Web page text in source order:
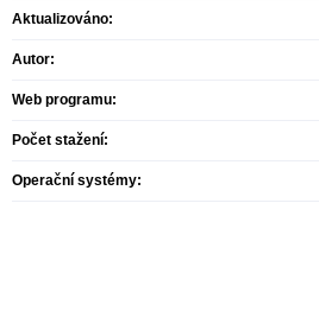
Aktualizováno:
Autor:
Web programu:
Počet stažení:
Operační systémy: